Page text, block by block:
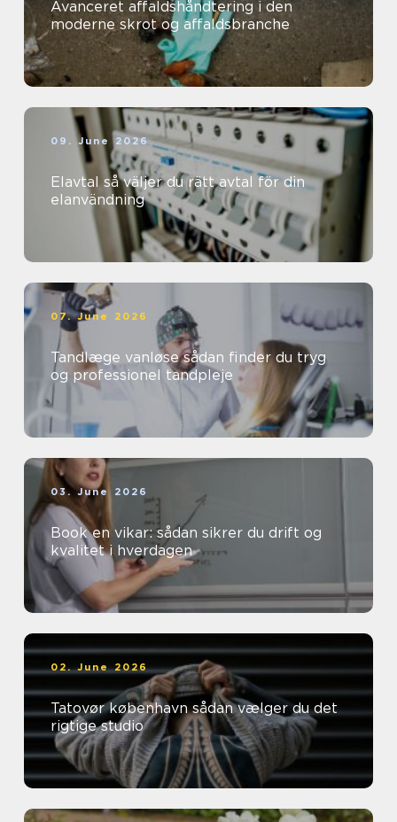
Avanceret affaldshåndtering i den
moderne skrot og affaldsbranche
09. June 2026
Elavtal så väljer du rätt avtal för din
elanvändning
07. June 2026
Tandlæge vanløse sådan finder du tryg
og professionel tandpleje
03. June 2026
Book en vikar: sådan sikrer du drift og
kvalitet i hverdagen
02. June 2026
Tatovør københavn sådan vælger du det
rigtige studio